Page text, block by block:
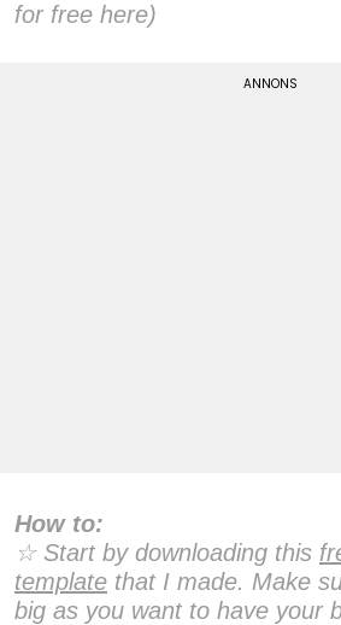
for free here)
How to:
☆ Start by downloading this
template that I made. Make
big as you want to have your